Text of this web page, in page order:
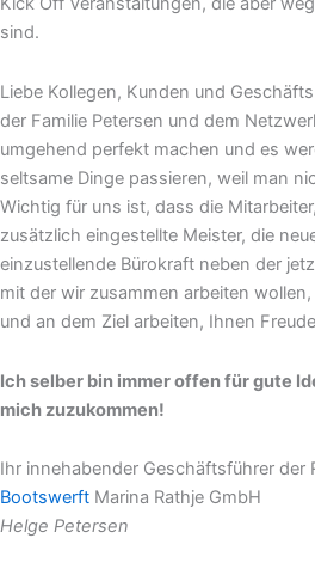
sind.
Liebe Kollegen, Kunden und
der Familie Petersen und dem
umgehend perfekt machen und es
seltsame Dinge passieren, weil man
Wichtig für uns ist, dass die
zusätzlich eingestellte Meister, die
einzustellende Bürokraft neben der
mit der wir zusammen arbeiten
und an dem Ziel arbeiten, Ihnen
Ich selber bin immer offen für gute
mich zuzukommen!
Ihr innehabender Geschäftsführer der
Bootswerft Marina Rathje GmbH
Helge Petersen